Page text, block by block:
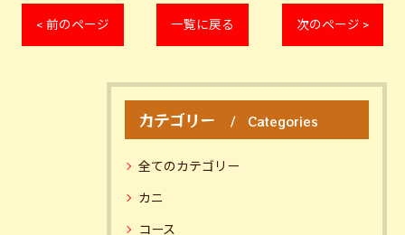
< 前のページ 一覧に戻る 次のページ >
カテゴリー Categories
全てのカテゴリー
カニ
コース